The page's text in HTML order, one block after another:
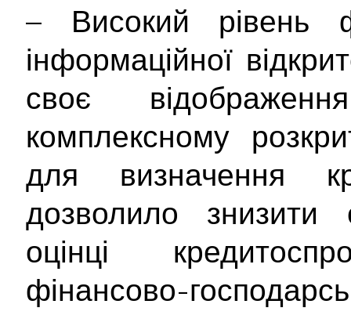
– Високий рівень
інформаційної
своє
комплексному
для визначення
дозволило знизити
оцінці
фінансово-